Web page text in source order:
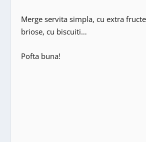
Merge servita simpla, cu extra
briose, cu biscuiti…
Pofta buna!